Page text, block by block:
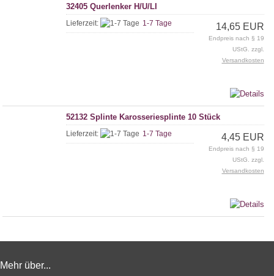
32405 Querlenker H/U/LI
Lieferzeit: 1-7 Tage 14,65 EUR
Endpreis nach § 19
UStG. zzgl.
Versandkosten
52132 Splinte Karosseriesplinte 10 Stück
Lieferzeit: 1-7 Tage 4,45 EUR
Endpreis nach § 19
UStG. zzgl.
Versandkosten
Mehr über...